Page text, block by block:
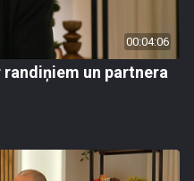
00:04:06
un partnera